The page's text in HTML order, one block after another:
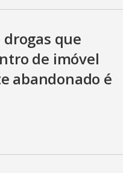
que
de imóvel
abandonado é